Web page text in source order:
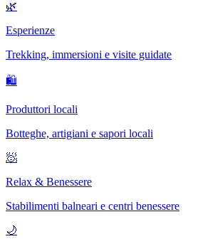
🌿
Esperienze
Trekking, immersioni e visite guidate
🛍
Produttori locali
Botteghe, artigiani e sapori locali
🧖
Relax & Benessere
Stabilimenti balneari e centri benessere
🌙